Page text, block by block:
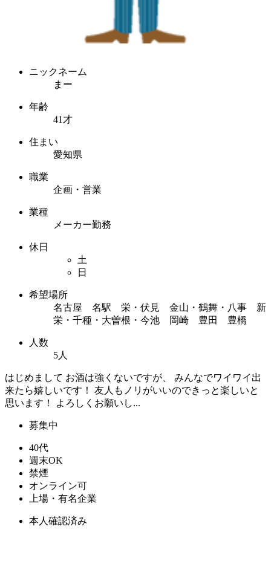
ニックネーム
まー
年齢
41才
住まい
愛知県
職業
企画・営業
業種
メーカー勤務
休日
土
日
希望場所
名古屋 名駅 栄・伏見 金山・鶴舞・八事 新
栄・千種・大曽根・今池 岡崎 豊田 豊橋
人数
5人
はじめまして お酒は強くないですが、 みんなでワイワイ出
来たら嬉しいです！ 友人もノリがいいのできっと楽しいと
思います！ よろしくお願いし...
募集中
40代
週末OK
禁煙
オンライン可
上場・有名企業
本人確認済み